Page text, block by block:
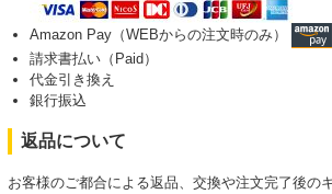
Amazon Pay（WEBからの注文時のみ）
請求書払い（Paid）
代金引き換え
銀行振込
返品について
お客様のご都合による返品、交換や注文完了後の